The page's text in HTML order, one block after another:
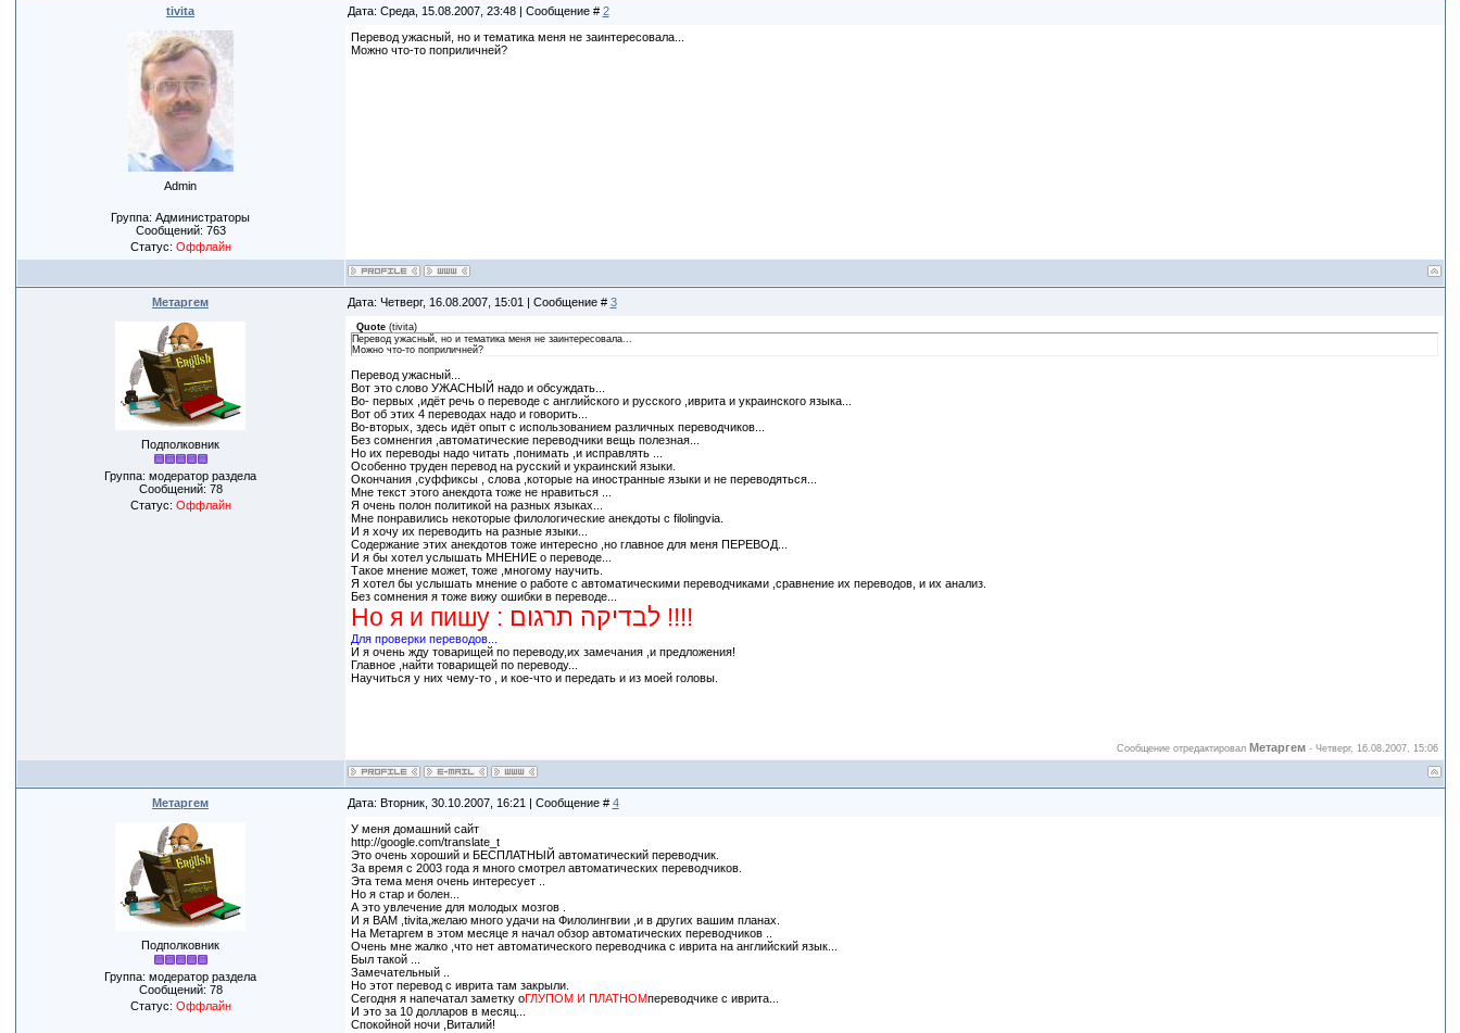
tivita Дата: Среда, 15.08.2007, 23:48 | Сообщение # 2
Admin
Группа: Администраторы
Сообщений: 763
Статус: Оффлайн
Перевод ужасный, но и тематика меня не заинтересовала...
Можно что-то поприличней?
Метаргем Дата: Четверг, 16.08.2007, 15:01 | Сообщение # 3
Подполковник
Группа: модератор раздела
Сообщений: 78
Статус: Оффлайн
Quote(tivita)
Перевод ужасный, но и тематика меня не заинтересовала...
Можно что-то поприличней?
Перевод ужасный...
Вот это слово УЖАСНЫЙ надо и обсуждать...
Во- первых ,идёт речь о переводе с английского и русского ,иврита и украинского языка...
Вот об этих 4 переводах надо и говорить...
Во-вторых, здесь идёт опыт с использованием различных переводчиков...
Без сомненгия ,автоматические переводчики вещь полезная...
Но их переводы надо читать ,понимать ,и исправлять ...
Особенно труден перевод на русский и украинский языки.
Окончания ,суффиксы , слова ,которые на иностранные языки и не переводяться...
Мне текст этого анекдота тоже не нравиться ...
Я очень полон политикой на разных языках...
Мне понравились некоторые филологические анекдоты с filolingvia.
И я хочу их переводить на разные языки...
Содержание этих анекдотов тоже интересно ,но главное для меня ПЕРЕВОД...
И я бы хотел услышать МНЕНИЕ о переводе...
Такое мнение может, тоже ,многому научить.
Я хотел бы услышать мнение о работе с автоматическими переводчиками ,сравнение их переводов, и их анализ.
Без сомнения я тоже вижу ошибки в переводе...
Но я и пишу : לבדיקה תרגום !!!!
Для проверки переводов...
И я очень жду товарищей по переводу,их замечания ,и предложения!
Главное ,найти товарищей по переводу...
Научиться у них чему-то , и кое-что и передать и из моей головы.
Сообщение отредактировал Метаргем- Четверг, 16.08.2007, 15:06
Метаргем Дата: Вторник, 30.10.2007, 16:21 | Сообщение # 4
Подполковник
Группа: модератор раздела
Сообщений: 78
Статус: Оффлайн
У меня домашний сайт
http://google.com/translate_t
Это очень хороший и БЕСПЛАТНЫЙ автоматический переводчик.
За время с 2003 года я много смотрел автоматических переводчиков.
Эта тема меня очень интересует ..
Но я стар и болен...
А это увлечение для молодых мозгов .
И я ВАМ ,tivita,желаю много удачи на Филолингвии ,и в других вашим планах.
На Метаргем в этом месяце я начал обзор автоматических переводчиков ..
Очень мне жалко ,что нет автоматического переводчика с иврита на английский язык...
Был такой ...
Замечательный ..
Но этот перевод с иврита там закрыли.
Сегодня я напечатал заметку оГЛУПОМ И ПЛАТНОМпереводчике с иврита...
И это за 10 долларов в месяц...
Спокойной ночи ,Виталий!